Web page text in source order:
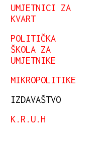
UMJETNICI ZA
KVART
POLITIČKA
ŠKOLA ZA
UMJETNIKE
MIKROPOLITIKE
IZDAVAŠTVO
K.R.U.H